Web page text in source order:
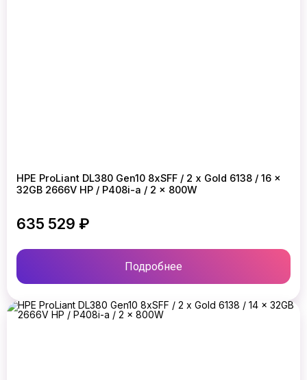
HPE ProLiant DL380 Gen10 8xSFF / 2 x Gold 6138 / 16 x
32GB 2666V HP / P408i-a / 2 x 800W
635 529 ₽
Подробнее